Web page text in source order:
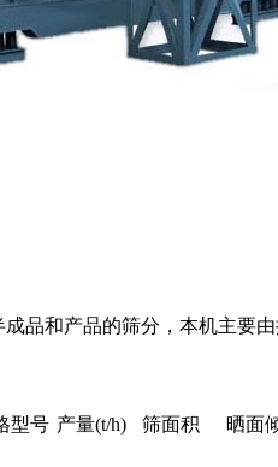
品和产品的筛分，本机主要
型号 产量(t/h) 筛面积 晒面